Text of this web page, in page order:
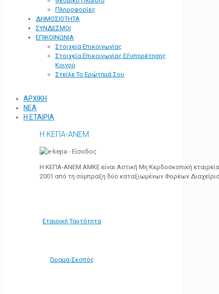
Πληροφορίες
ΔΗΜΟΣΙΟΤΗΤΑ
ΣΥΝΔΕΣΜΟΙ
ΕΠΙΚΟΙΝΩΝΙΑ
Στοιχεία Επικοινωνίας
Στοιχεία Επικοινωνίας Εξυπηρέτησης
Κοινού
Στείλε Το Ερώτημά Σου
ΑΡΧΙΚΗ
ΝΕΑ
Η ΕΤΑΙΡΙΑ
Η ΚΕΠΑ-ΑΝΕΜ
Η ΚΕΠΑ-ΑΝΕΜ ΑΜΚΕ είναι Αστική Μη Κερδοσκοπική
2001 από τη σύμπραξη δύο καταξιωμένων Φορέων
Εταιρική Ταυτότητα
Όραμα-Σκοπός